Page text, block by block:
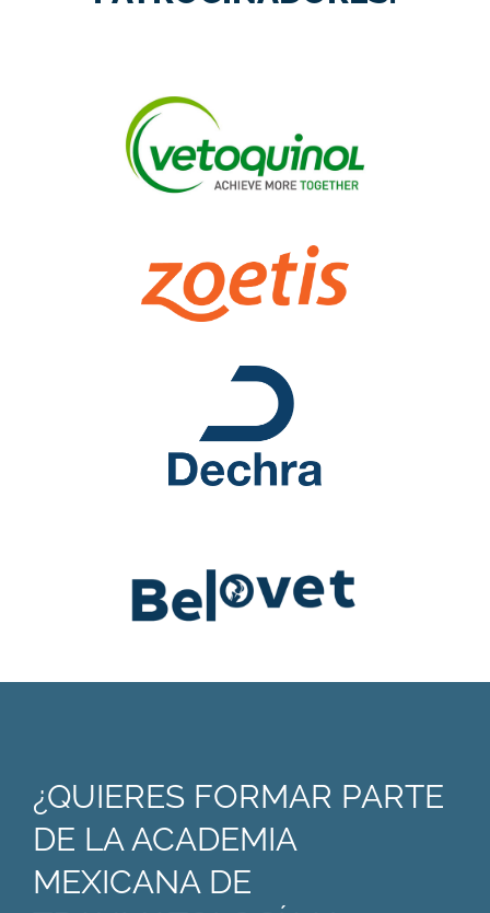
¿QUIERES FORMAR PARTE
DE LA ACADEMIA
MEXICANA DE